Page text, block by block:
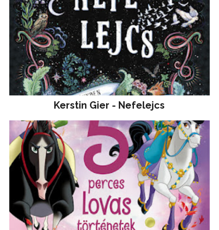
Kerstin Gier - Nefelejcs